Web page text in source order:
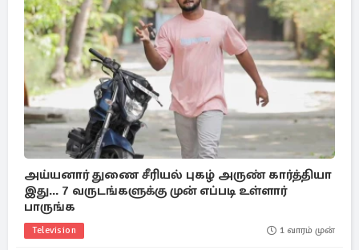
அய்யனார் துணை சீரியல் புகழ் அருண் கார்த்தியா
இது... 7 வருடங்களுக்கு முன் எப்படி உள்ளார்
பாருங்க
Television 1 வாரம் முன்